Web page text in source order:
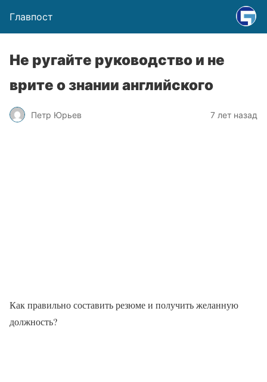
Главпост
Не ругайте руководство и не
врите о знании английского
Петр Юрьев 7 лет назад
Как правильно составить резюме и получить желанную
должность?